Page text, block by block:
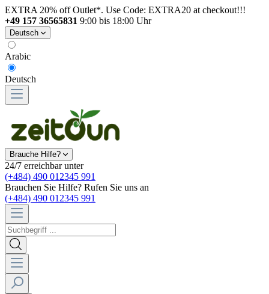
EXTRA 20% off Outlet*. Use Code: EXTRA20 at checkout!!!
+49 157 36565831 9:00 bis 18:00 Uhr
Deutsch
Arabic
Deutsch
Brauche Hilfe?
24/7 erreichbar unter
(+484) 490 012345 991
Brauchen Sie Hilfe? Rufen Sie uns an
(+484) 490 012345 991